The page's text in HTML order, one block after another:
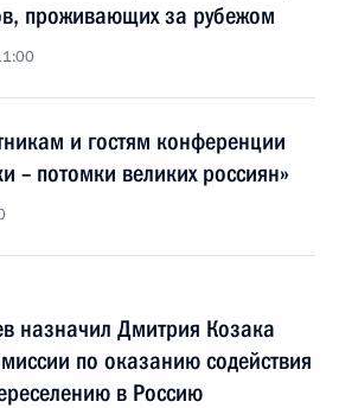
проживающих за рубежом
и гостям конференции
– потомки великих россиян»
назначил Дмитрия Козака
по оказанию содействия
в Россию